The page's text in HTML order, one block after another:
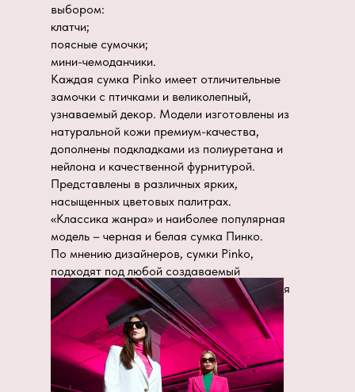
выбором:
клатчи;
поясные сумочки;
мини-чемоданчики.
Каждая сумка Pinko имеет отличительные
замочки с птичками и великолепный,
узнаваемый декор. Модели изготовлены из
натуральной кожи премиум-качества,
дополнены подкладками из полиуретана и
нейлона и качественной фурнитурой.
Представлены в различных ярких,
насыщенных цветовых палитрах.
«Классика жанра» и наиболее популярная
модель – черная и белая сумка Пинко.
По мнению дизайнеров, сумки Pinko,
подходят под любой создаваемый
современный образ, и отлично сочетаются
с кожаными вещами, шарфиками,
украшениями, подобранными в тон к
модели.
Независимо от выбора, можно не
сомневаться, с таким аксессуаром вы